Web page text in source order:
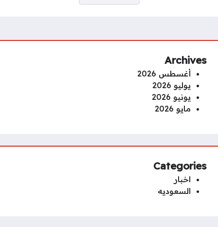
Archives
أغسطس 2026
يوليو 2026
يونيو 2026
مايو 2026
Categories
اخبار
السعوديه